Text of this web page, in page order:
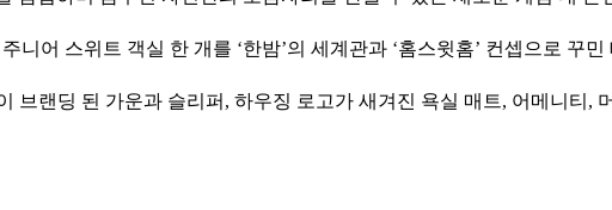
어 스위트 객실 한 개를 ‘한밤’의 세계관과 ‘홈스윗홈’ 컨셉으로 꾸
브랜딩 된 가운과 슬리퍼, 하우징 로고가 새겨진 욕실 매트, 어메니티,